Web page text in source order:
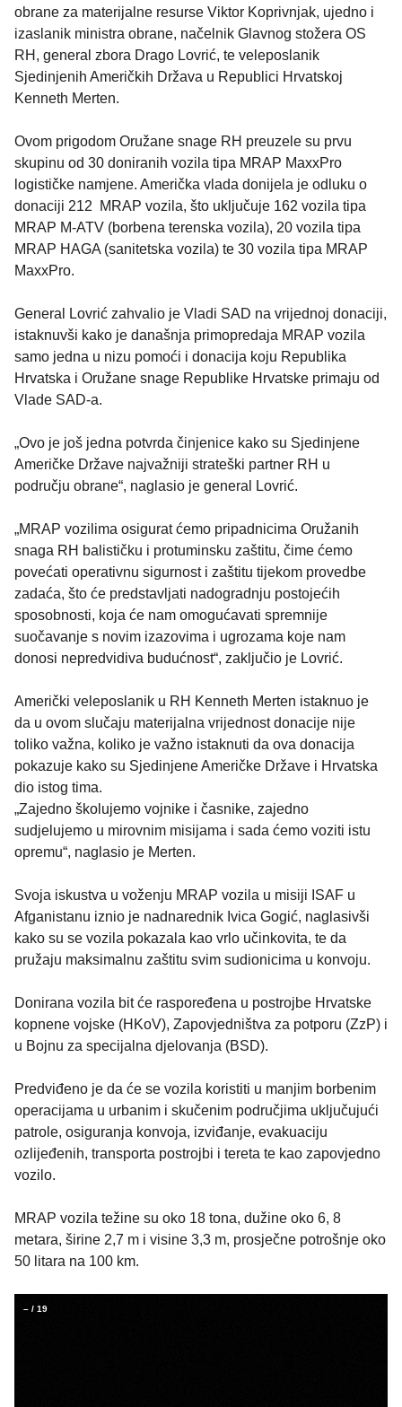
obrane za materijalne resurse Viktor Koprivnjak, ujedno i
izaslanik ministra obrane, načelnik Glavnog stožera OS
RH, general zbora Drago Lovrić, te veleposlanik
Sjedinjenih Američkih Država u Republici Hrvatskoj
Kenneth Merten.
Ovom prigodom Oružane snage RH preuzele su prvu
skupinu od 30 doniranih vozila tipa MRAP MaxxPro
logističke namjene. Američka vlada donijela je odluku o
donaciji 212 MRAP vozila, što uključuje 162 vozila tipa
MRAP M-ATV (borbena terenska vozila), 20 vozila tipa
MRAP HAGA (sanitetska vozila) te 30 vozila tipa MRAP
MaxxPro.
General Lovrić zahvalio je Vladi SAD na vrijednoj donaciji,
istaknuvši kako je današnja primopredaja MRAP vozila
samo jedna u nizu pomoći i donacija koju Republika
Hrvatska i Oružane snage Republike Hrvatske primaju od
Vlade SAD-a.
„Ovo je još jedna potvrda činjenice kako su Sjedinjene
Američke Države najvažniji strateški partner RH u
području obrane“, naglasio je general Lovrić.
„MRAP vozilima osigurat ćemo pripadnicima Oružanih
snaga RH balističku i protuminsku zaštitu, čime ćemo
povećati operativnu sigurnost i zaštitu tijekom provedbe
zadaća, što će predstavljati nadogradnju postojećih
sposobnosti, koja će nam omogućavati spremnije
suočavanje s novim izazovima i ugrozama koje nam
donosi nepredvidiva budućnost“, zaključio je Lovrić.
Američki veleposlanik u RH Kenneth Merten istaknuo je
da u ovom slučaju materijalna vrijednost donacije nije
toliko važna, koliko je važno istaknuti da ova donacija
pokazuje kako su Sjedinjene Američke Države i Hrvatska
dio istog tima.
„Zajedno školujemo vojnike i časnike, zajedno
sudjelujemo u mirovnim misijama i sada ćemo voziti istu
opremu“, naglasio je Merten.
Svoja iskustva u voženju MRAP vozila u misiji ISAF u
Afganistanu iznio je nadnarednik Ivica Gogić, naglasivši
kako su se vozila pokazala kao vrlo učinkovita, te da
pružaju maksimalnu zaštitu svim sudionicima u konvoju.
Donirana vozila bit će raspoređena u postrojbe Hrvatske
kopnene vojske (HKoV), Zapovjedništva za potporu (ZzP) i
u Bojnu za specijalna djelovanja (BSD).
Predviđeno je da će se vozila koristiti u manjim borbenim
operacijama u urbanim i skučenim područjima uključujući
patrole, osiguranja konvoja, izviđanje, evakuaciju
ozlijeđenih, transporta postrojbi i tereta te kao zapovjedno
vozilo.
MRAP vozila težine su oko 18 tona, dužine oko 6, 8
metara, širine 2,7 m i visine 3,3 m, prosječne potrošnje oko
50 litara na 100 km.
– / 19